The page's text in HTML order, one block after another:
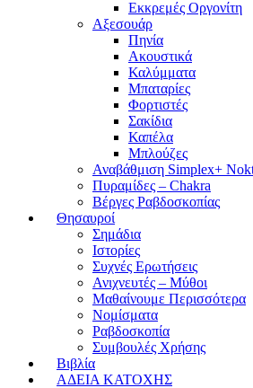
Εκκρεμές Οργονίτη
Αξεσουάρ
Πηνία
Ακουστικά
Καλύμματα
Μπαταρίες
Φορτιστές
Σακίδια
Καπέλα
Μπλούζες
Αναβάθμιση Simplex+
Πυραμίδες – Chakra
Βέργες Ραβδοσκοπίας
Θησαυροί
Σημάδια
Ιστορίες
Συχνές Ερωτήσεις
Ανιχνευτές – Μύθοι
Μαθαίνουμε Περισσότερα
Νομίσματα
Ραβδοσκοπία
Συμβουλές Χρήσης
Βιβλία
ΑΔΕΙΑ ΚΑΤΟΧΗΣ